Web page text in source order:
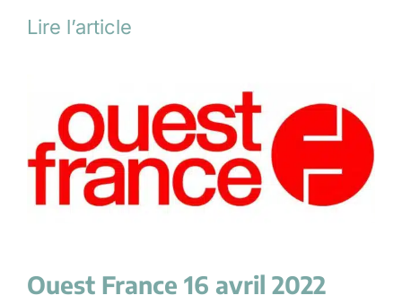
Lire l’article
Ouest France 16 avril 2022